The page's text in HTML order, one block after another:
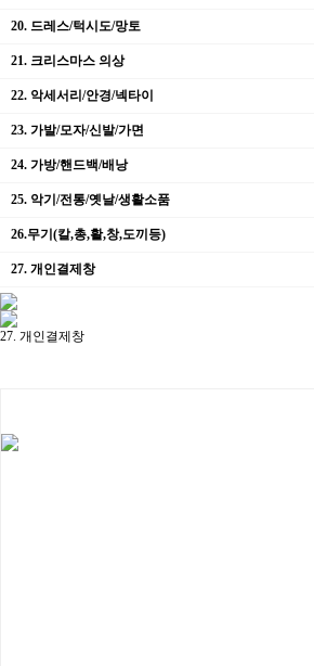
20. 드레스/턱시도/망토
21. 크리스마스 의상
22. 악세서리/안경/넥타이
23. 가발/모자/신발/가면
24. 가방/핸드백/배낭
25. 악기/전통/옛날/생활소품
26.무기(칼,총,활,창,도끼등)
27. 개인결제창
27. 개인결제창